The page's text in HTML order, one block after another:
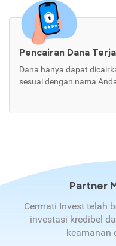
Pencairan Dana
Dana hanya dapat
sesuai dengan nama
Partner
Cermati Invest telah
investasi kredibel
keamanan